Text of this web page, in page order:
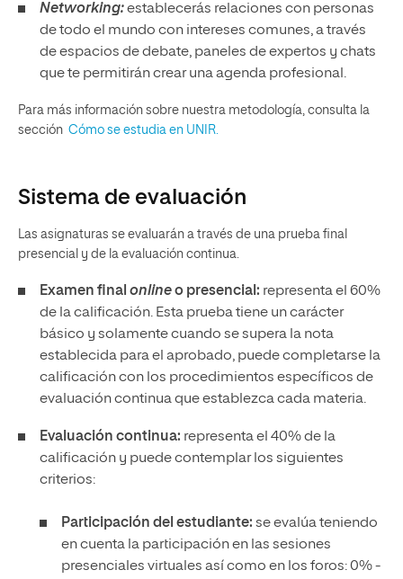
Networking:establecerás relaciones con personas
de todo el mundo con intereses comunes, a través
de espacios de debate, paneles de expertos y chats
que te permitirán crear una agenda profesional.
Para más información sobre nuestra metodología, consulta la
sección Cómo se estudia en UNIR.
Sistema de evaluación
Las asignaturas se evaluarán a través de una prueba final
presencial y de la evaluación continua.
Examen final onlineo presencial: representa el 60%
de la calificación. Esta prueba tiene un carácter
básico y solamente cuando se supera la nota
establecida para el aprobado, puede completarse la
calificación con los procedimientos específicos de
evaluación continua que establezca cada materia.
Evaluación continua: representa el 40% de la
calificación y puede contemplar los siguientes
criterios:
Participación del estudiante: se evalúa teniendo
en cuenta la participación en las sesiones
presenciales virtuales así como en los foros: 0% -